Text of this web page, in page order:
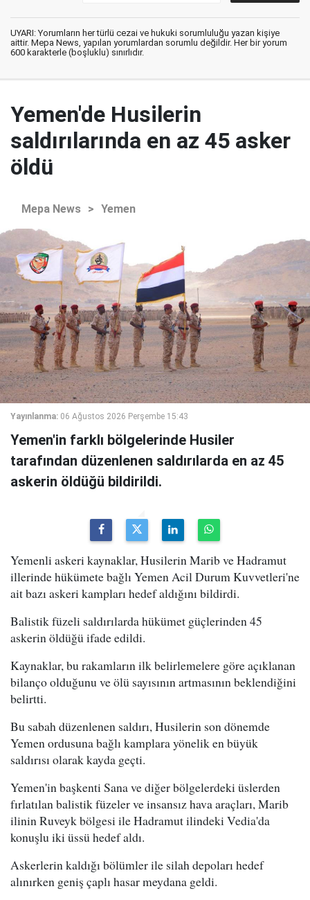
UYARI: Yorumların her türlü cezai ve hukuki sorumluluğu yazan kişiye
aittir. Mepa News, yapılan yorumlardan sorumlu değildir. Her bir yorum
600 karakterle (boşluklu) sınırlıdır.
Yemen'de Husilerin
saldırılarında en az 45 asker
öldü
Mepa News > Yemen
Yayınlanma: 06 Ağustos 2026 Perşembe 15:43
Yemen'in farklı bölgelerinde Husiler
tarafından düzenlenen saldırılarda en az 45
askerin öldüğü bildirildi.
Yemenli askeri kaynaklar, Husilerin Marib ve Hadramut
illerinde hükümete bağlı Yemen Acil Durum Kuvvetleri'ne
ait bazı askeri kampları hedef aldığını bildirdi.
Balistik füzeli saldırılarda hükümet güçlerinden 45
askerin öldüğü ifade edildi.
Kaynaklar, bu rakamların ilk belirlemelere göre açıklanan
bilanço olduğunu ve ölü sayısının artmasının beklendiğini
belirtti.
Bu sabah düzenlenen saldırı, Husilerin son dönemde
Yemen ordusuna bağlı kamplara yönelik en büyük
saldırısı olarak kayda geçti.
Yemen'in başkenti Sana ve diğer bölgelerdeki üslerden
fırlatılan balistik füzeler ve insansız hava araçları, Marib
ilinin Ruveyk bölgesi ile Hadramut ilindeki Vedia'da
konuşlu iki üssü hedef aldı.
Askerlerin kaldığı bölümler ile silah depoları hedef
alınırken geniş çaplı hasar meydana geldi.